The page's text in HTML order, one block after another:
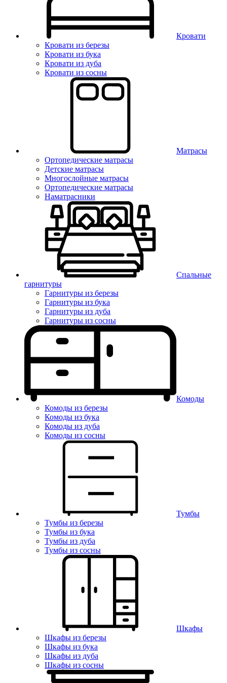
Кровати
Кровати из березы
Кровати из бука
Кровати из дуба
Кровати из сосны
Матрасы
Ортопедические матрасы
Детские матрасы
Многослойные матрасы
Ортопедические матрасы
Наматрасники
Спальные
гарнитуры
Гарнитуры из березы
Гарнитуры из бука
Гарнитуры из дуба
Гарнитуры из сосны
Комоды
Комоды из березы
Комоды из бука
Комоды из дуба
Комоды из сосны
Тумбы
Тумбы из березы
Тумбы из бука
Тумбы из дуба
Тумбы из сосны
Шкафы
Шкафы из березы
Шкафы из бука
Шкафы из дуба
Шкафы из сосны